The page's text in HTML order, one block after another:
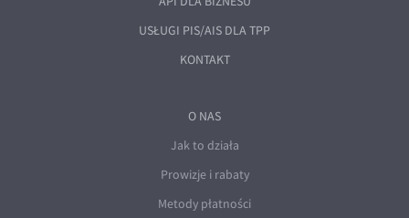
USŁUGI PIS/AIS DLA TPP
KONTAKT
O NAS
Jak to działa
Prowizje i rabaty
Metody płatności